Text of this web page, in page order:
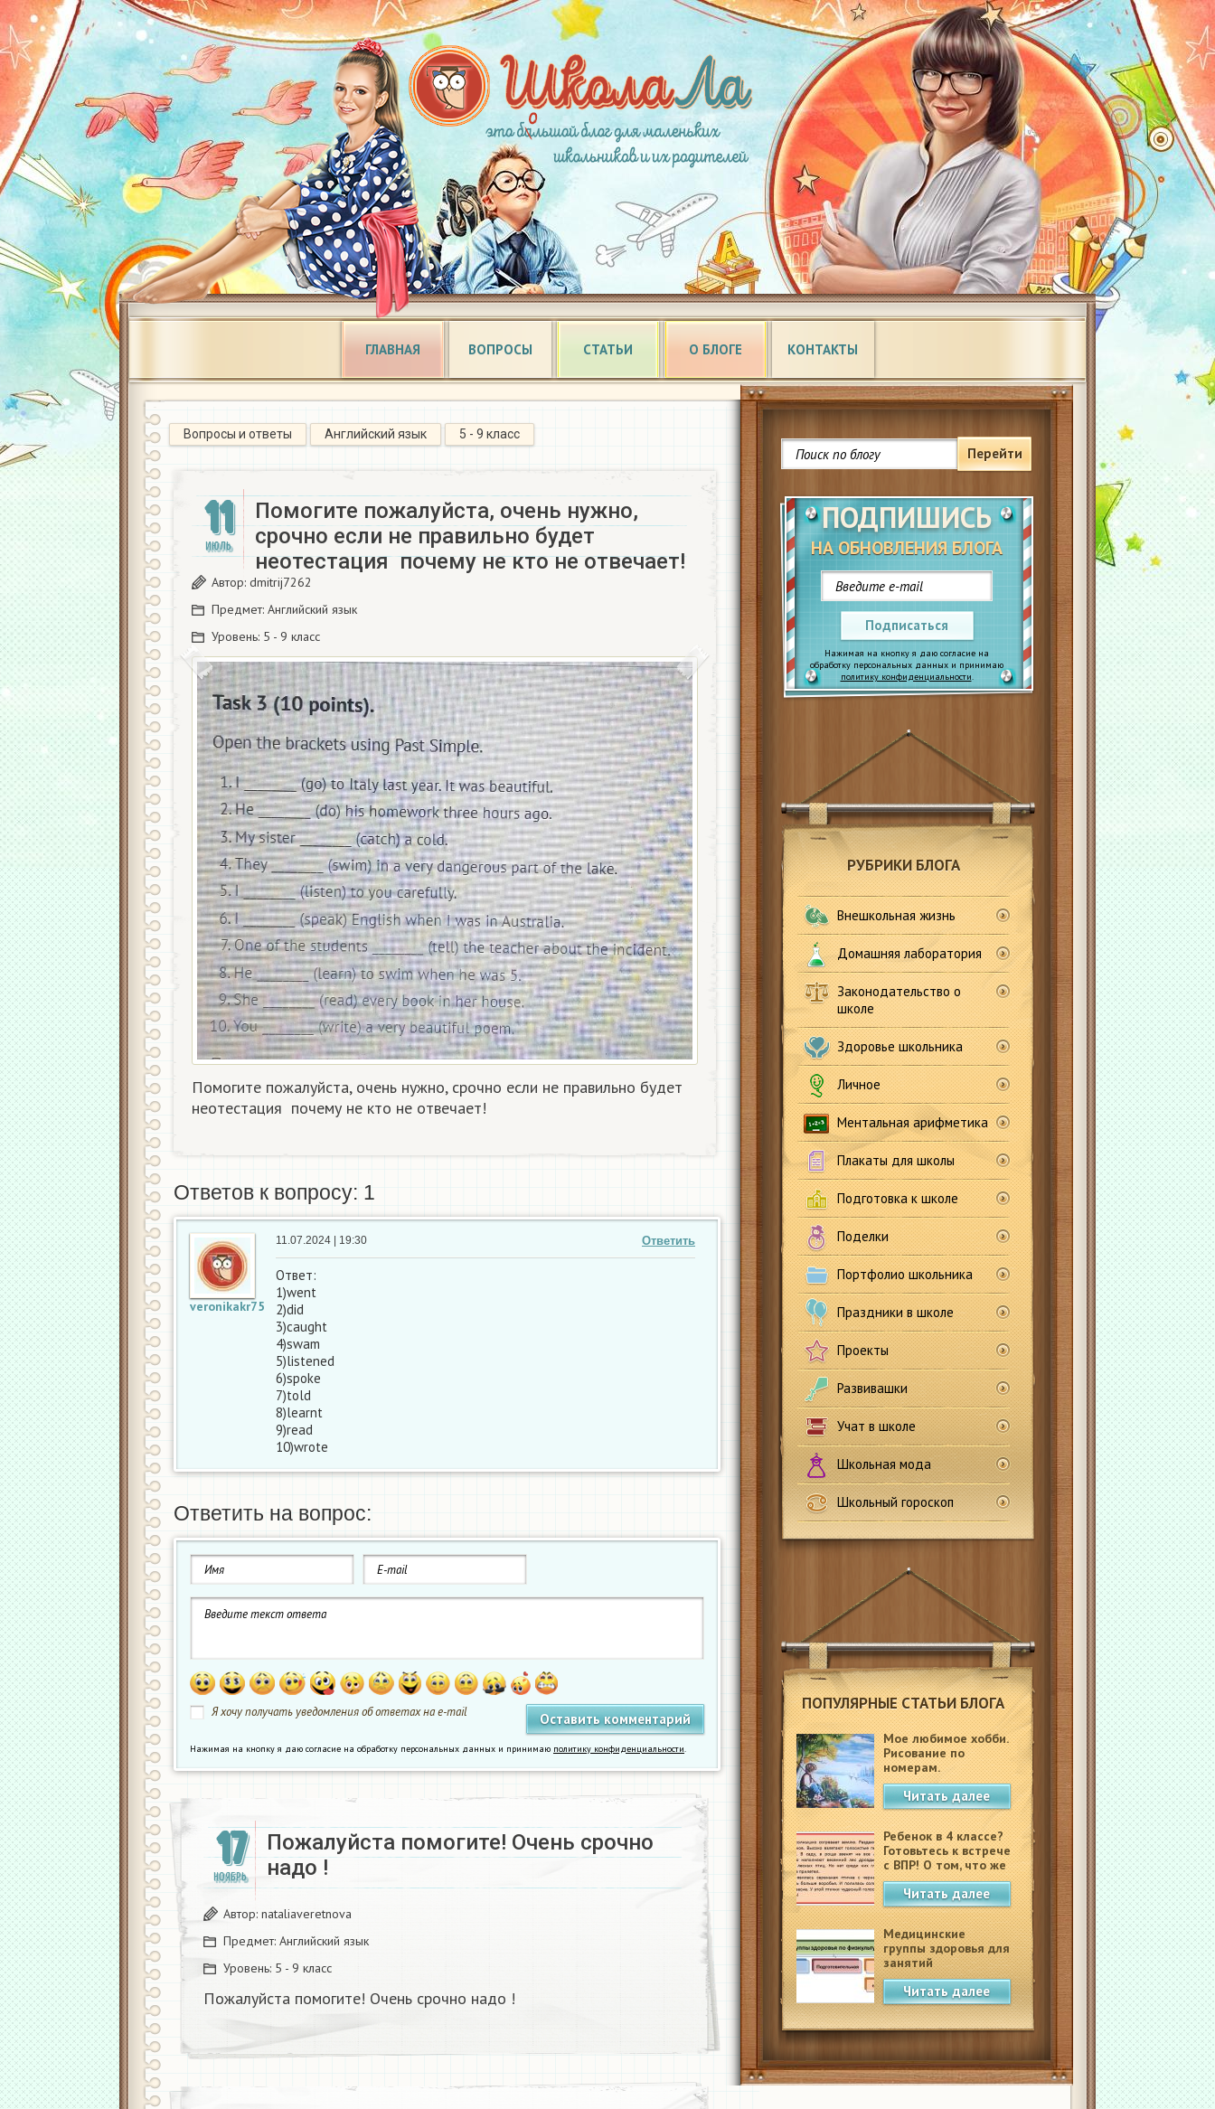
ГЛАВНАЯ ВОПРОСЫ СТАТЬИ О БЛОГЕ КОНТАКТЫ
Перейти
ПОДПИШИСЬ
НА ОБНОВЛЕНИЯ БЛОГА
Подписаться
Нажимая на кнопку я даю согласие на
обработку персональных данных и принимаю
политику конфиденциальности.
РУБРИКИ БЛОГА
Внешкольная жизнь
Домашняя лаборатория
Законодательство о
школе
Здоровье школьника
Личное
Ментальная арифметика
Плакаты для школы
Подготовка к школе
Поделки
Портфолио школьника
Праздники в школе
Проекты
Развивашки
Учат в школе
Школьная мода
Школьный гороскоп
ПОПУЛЯРНЫЕ СТАТЬИ БЛОГА
Мое любимое хобби.
Рисование по
номерам.
Читать далее
Ребенок в 4 классе?
Готовьтесь к встрече
с ВПР! О том, что же
это такое.
Читать далее
Медицинские
группы здоровья для
занятий
физкультурой в
школеЧитать далее
Вопросы и ответы Английский язык 5 - 9 класс
11
ИЮЛЬ
Помогите пожалуйста, очень нужно,
срочно если не правильно будет
неотестация ​ почему не кто не отвечает!
Автор: dmitrij7262
Предмет: Английский язык
Уровень: 5 - 9 класс
Помогите пожалуйста, очень нужно, срочно если не правильно будет
неотестация ​ почему не кто не отвечает!
Ответов к вопросу: 1
veronikakr75
Ответить
11.07.2024 | 19:30
Ответ:
1)went
2)did
3)caught
4)swam
5)listened
6)spoke
7)told
8)learnt
9)read
10)wrote
Ответить на вопрос:
Я хочу получать уведомления об ответах на e-mail
Нажимая на кнопку я даю согласие на обработку персональных данных и принимаю политику конфиденциальности.
17
НОЯБРЬ
Пожалуйста помогите! Очень срочно
надо !
Автор: nataliaveretnova
Предмет: Английский язык
Уровень: 5 - 9 класс
Пожалуйста помогите! Очень срочно надо !